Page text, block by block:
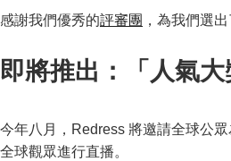
感謝我們優秀的評審團 ，為我們選
即將推出：「人氣
今年八月，Redress 將邀請全球公
全球觀眾進行直播。